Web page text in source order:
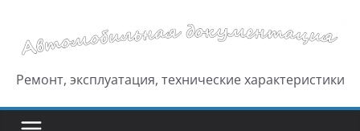
содержимому
Ремонт, эксплуатация, технические характеристики